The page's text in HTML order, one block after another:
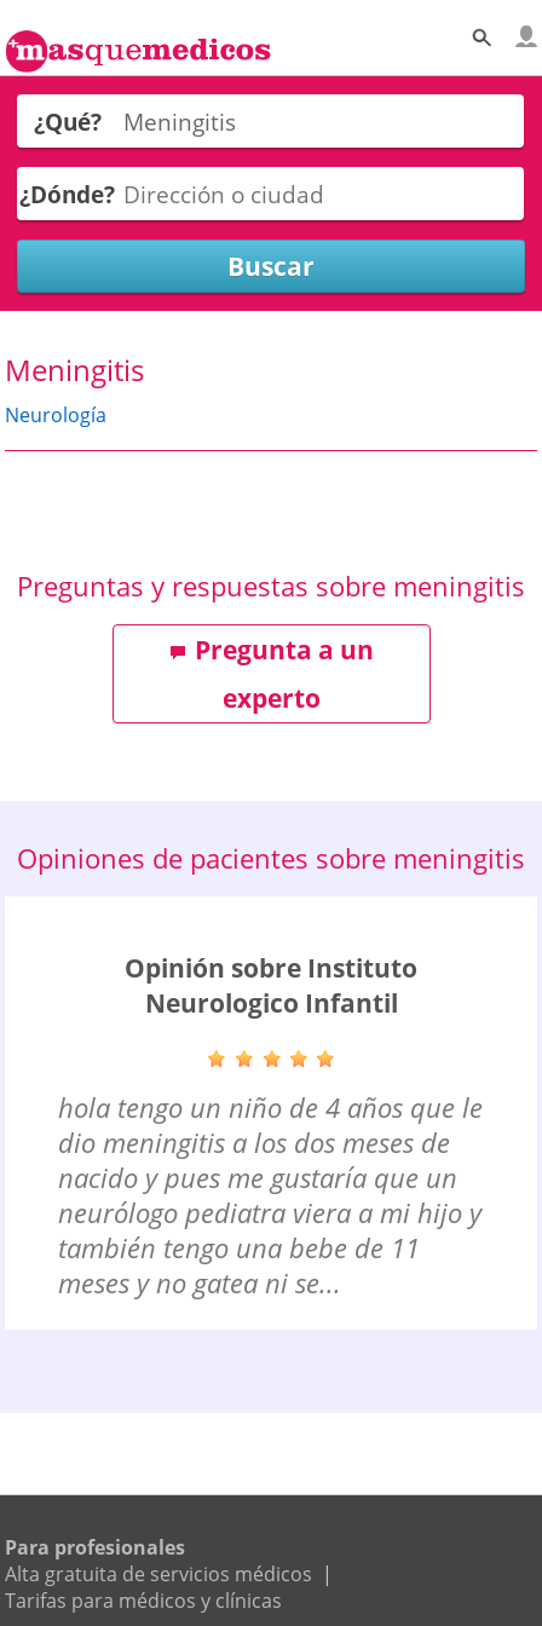
¿Qué?
¿Dónde?
Meningitis
Neurología
Preguntas y respuestas sobre meningitis
Pregunta a un
experto
Opiniones de pacientes sobre meningitis
Opinión sobre Instituto
Neurologico Infantil
hola tengo un niño de 4 años que le
dio meningitis a los dos meses de
nacido y pues me gustaría que un
neurólogo pediatra viera a mi hijo y
también tengo una bebe de 11
meses y no gatea ni se...
Para profesionales
Alta gratuita de servicios médicos |
Tarifas para médicos y clínicas